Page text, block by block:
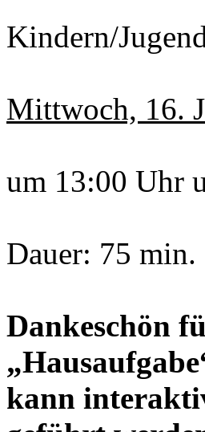
Kindern/
Mittwoch, 16.
um 13:00 Uhr
Dauer: 75 min.
Dankeschön
kann